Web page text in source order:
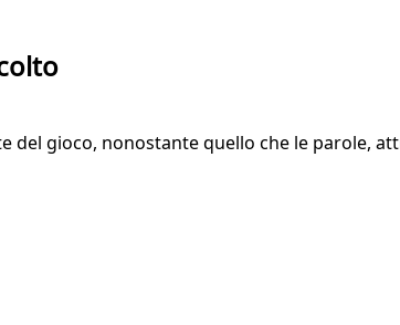
gioco, nonostante quello che le parole,